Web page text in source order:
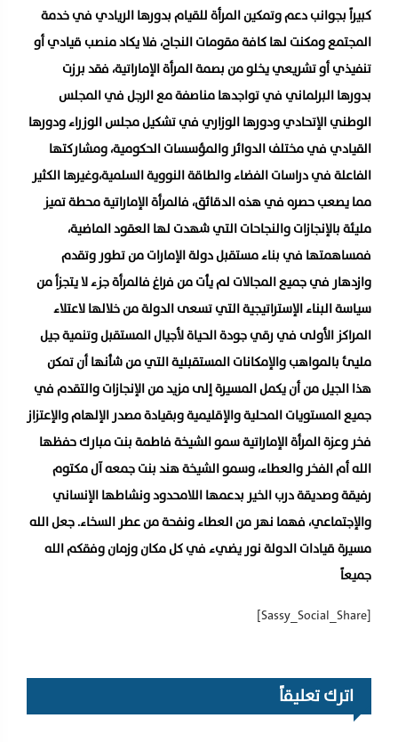
كبيراً بجوانب دعم وتمكين المرأة للقيام بدورها الريادي في خدمة
المجتمع ومكنت لها كافة مقومات النجاح، فلا يكاد منصب قيادي أو
تنفيذي أو تشريعي يخلو من بصمة المرأة الإماراتية، فقد برزت
بدورها البرلماني في تواجدها مناصفة مع الرجل في المجلس
الوطني الإتحادي ودورها الوزاري في تشكيل مجلس الوزراء ودورها
القيادي في مختلف الدوائر والمؤسسات الحكومية، ومشاركتها
الفاعلة في دراسات الفضاء والطاقة النووية السلمية،وغيرها الكثير
مما يصعب حصره في هذه الدقائق، فالمرأة الإماراتية محطة تميز
مليئة بالإنجازات والنجاحات التي شهدت لها العقود الماضية،
فمساهمتها في بناء مستقبل دولة الإمارات من تطور وتقدم
وازدهار في جميع المجالات لم يأت من فراغ فالمرأة جزء لا يتجزأ من
سياسة البناء الإستراتيجية التي تسعى الدولة من خلالها لاعتلاء
المراكز الأولى في رقي جودة الحياة لأجيال المستقبل وتنمية جيل
مليئ بالمواهب والإمكانات المستقبلية التي من شأنها أن تمكن
هذا الجيل من أن يكمل المسيرة إلى مزيد من الإنجازات والتقدم في
جميع المستويات المحلية والإقليمية وبقيادة مصدر الإلهام والإعتزاز
فخر وعزة المرأة الإماراتية سمو الشيخة فاطمة بنت مبارك حفظها
الله أم الفخر والعطاء، وسمو الشيخة هند بنت جمعه آل مكتوم
رفيقة وصديقة درب الخير بدعمها اللامحدود ونشاطها الإنساني
والإجتماعي، فهما نهر من العطاء ونفحة من عطر السخاء. جعل الله
مسيرة قيادات الدولة نور يضيء في كل مكان وزمان وفقكم الله
جميعاً
[Sassy_Social_Share]
اترك تعليقاً